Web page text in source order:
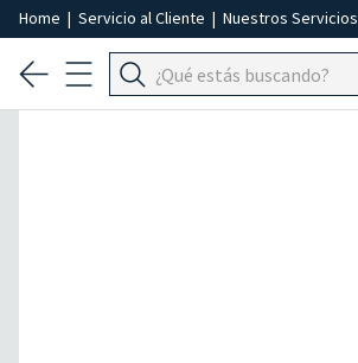
Home | Servicio al Cliente | Nuestros Servicios
Especial Depilación Profesional